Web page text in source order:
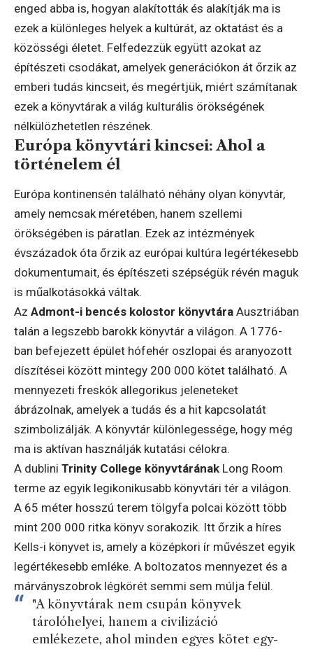
enged abba is, hogyan alakították és alakítják ma is
ezek a különleges helyek a kultúrát, az oktatást és a
közösségi életet. Felfedezzük együtt azokat az
építészeti csodákat, amelyek generációkon át őrzik az
emberi tudás kincseit, és megértjük, miért számítanak
ezek a könyvtárak a világ kulturális örökségének
nélkülözhetetlen részének.
Európa könyvtári kincsei: Ahol a
történelem él
Európa kontinensén található néhány olyan könyvtár,
amely nemcsak méretében, hanem szellemi
örökségében is páratlan. Ezek az intézmények
évszázadok óta őrzik az európai kultúra legértékesebb
dokumentumait, és építészeti szépségük révén maguk
is műalkotásokká váltak.
Az Admont-i bencés kolostor könyvtára Ausztriában
talán a legszebb barokk könyvtár a világon. A 1776-
ban befejezett épület hófehér oszlopai és aranyozott
díszítései között mintegy 200 000 kötet található. A
mennyezeti freskók allegorikus jeleneteket
ábrázolnak, amelyek a tudás és a hit kapcsolatát
szimbolizálják. A könyvtár különlegessége, hogy még
ma is aktívan használják kutatási célokra.
A dublini Trinity College könyvtárának Long Room
terme az egyik legikonikusabb könyvtári tér a világon.
A 65 méter hosszú terem tölgyfa polcai között több
mint 200 000 ritka könyv sorakozik. Itt őrzik a híres
Kells-i könyvet is, amely a középkori ír művészet egyik
legértékesebb emléke. A boltozatos mennyezet és a
márványszobrok légkörét semmi sem múlja felül.
"A könyvtárak nem csupán könyvek
tárolóhelyei, hanem a civilizáció
emlékezete, ahol minden egyes kötet egy-